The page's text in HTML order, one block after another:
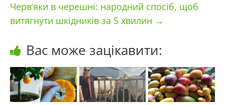
Черв’яки в черешні: народний спосіб, щоб
витягнути шкідників за 5 хвилин →
Вас може зацікавити: